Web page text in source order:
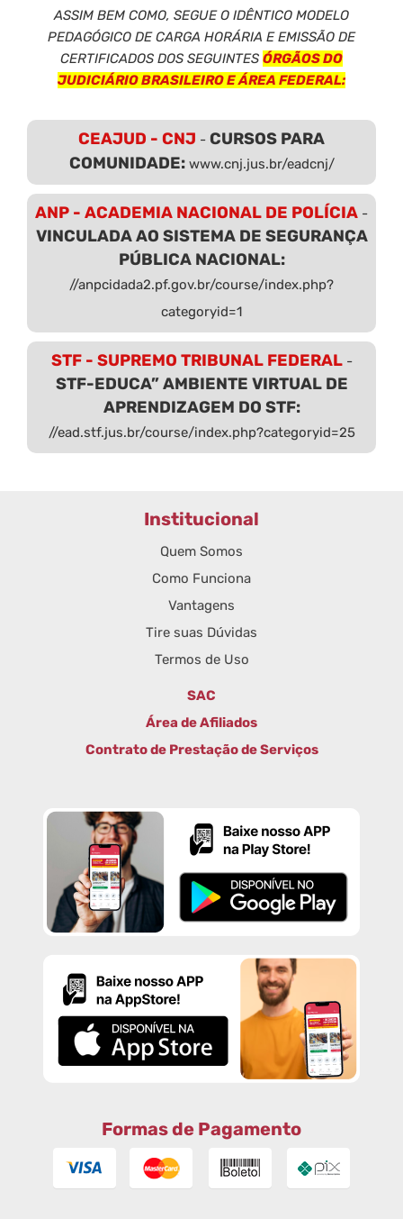
ASSIM BEM COMO, SEGUE O IDÊNTICO MODELO
PEDAGÓGICO DE CARGA HORÁRIA E EMISSÃO DE
CERTIFICADOS DOS SEGUINTES ÓRGÃOS DO
JUDICIÁRIO BRASILEIRO E ÁREA FEDERAL:
CEAJUD - CNJ - CURSOS PARA
COMUNIDADE: www.cnj.jus.br/eadcnj/
ANP - ACADEMIA NACIONAL DE POLÍCIA -
VINCULADA AO SISTEMA DE SEGURANÇA
PÚBLICA NACIONAL:
//anpcidada2.pf.gov.br/course/index.php?
categoryid=1
STF - SUPREMO TRIBUNAL FEDERAL-
STF-EDUCA” AMBIENTE VIRTUAL DE
APRENDIZAGEM DO STF:
//ead.stf.jus.br/course/index.php?categoryid=25
Institucional
Quem Somos
Como Funciona
Vantagens
Tire suas Dúvidas
Termos de Uso
SAC
Área de Afiliados
Contrato de Prestação de Serviços
Formas de Pagamento